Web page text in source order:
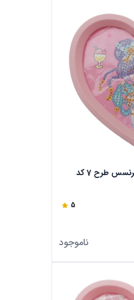
نقاشی الماسی قلبی سری پرنسس طرح 7 کد
5
ناموجود